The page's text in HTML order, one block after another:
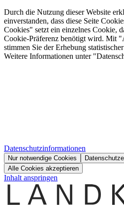
Durch die Nutzung dieser Website
einverstanden, dass diese Seite
Cookies" setzt ein einzelnes Cookie,
Cookie-Präferenz benötigt wird. Mit
stimmen Sie der Erhebung
Weitere Informationen unter
Datenschutzinformationen
Nur notwendige Cookies
Alle Cookies akzeptieren
Inhalt anspringen